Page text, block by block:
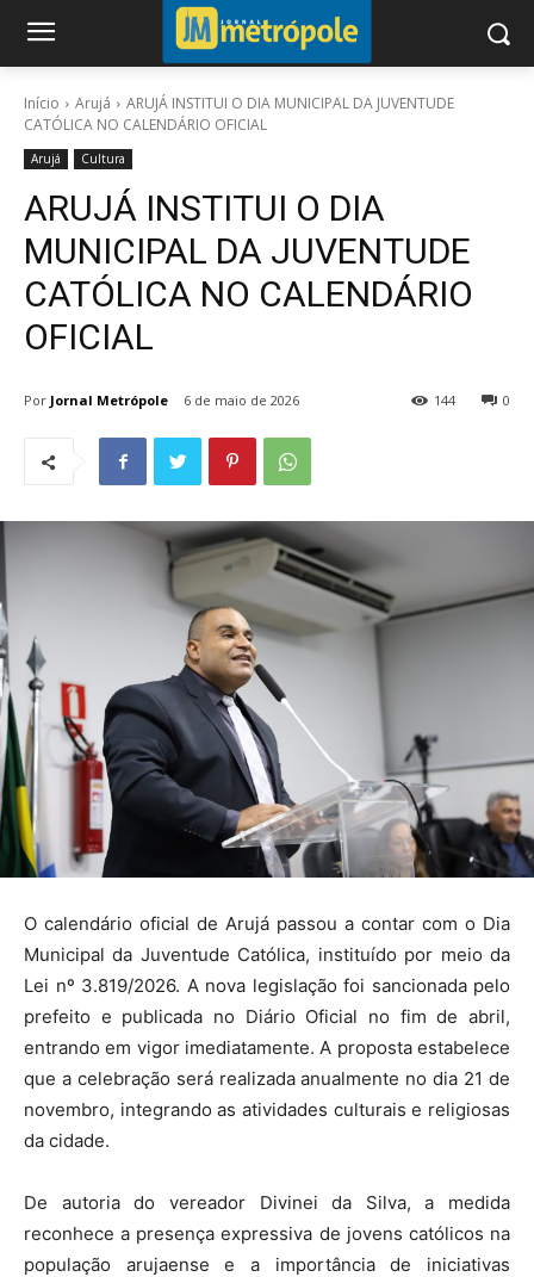
Início Arujá
ARUJÁ INSTITUI O DIA MUNICIPAL DA JUVENTUDE
CATÓLICA NO CALENDÁRIO OFICIAL
Arujá Cultura
ARUJÁ INSTITUI O DIA
MUNICIPAL DA JUVENTUDE
CATÓLICA NO CALENDÁRIO
OFICIAL
Por Jornal Metrópole 6 de maio de 2026 0
144
O calendário oficial de Arujá passou a contar com o Dia
Municipal da Juventude Católica, instituído por meio da
Lei nº 3.819/2026. A nova legislação foi sancionada pelo
prefeito e publicada no Diário Oficial no fim de abril,
entrando em vigor imediatamente. A proposta estabelece
que a celebração será realizada anualmente no dia 21 de
novembro, integrando as atividades culturais e religiosas
da cidade.
De autoria do vereador Divinei da Silva, a medida
reconhece a presença expressiva de jovens católicos na
população arujaense e a importância de iniciativas